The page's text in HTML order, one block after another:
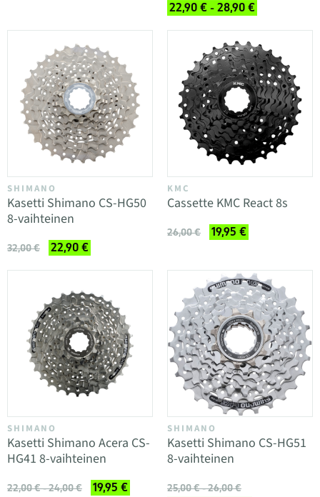
22,90 € - 28,90 €
SHIMANO
Kasetti Shimano CS-HG50
8-vaihteinen
32,00 € 22,90 €
KMC
Cassette KMC React 8s
26,00 € 19,95 €
SHIMANO
Kasetti Shimano Acera CS-
HG41 8-vaihteinen
22,00 € - 24,00 € 19,95 €
SHIMANO
Kasetti Shimano CS-HG51
8-vaihteinen
25,00 € - 26,00 €